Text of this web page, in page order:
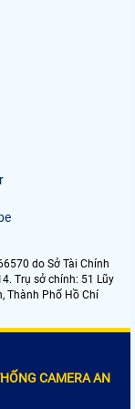
do Sở Tài Chính
Trụ sở chính: 51 Lũy
Thành Phố Hồ Chí
CAMERA AN